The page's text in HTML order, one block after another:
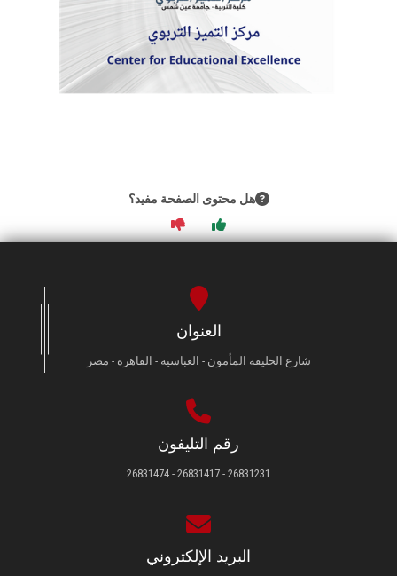
هل محتوى الصفحة مفيد؟
العنوان
شارع الخليفة المأمون - العباسية - القاهرة - مصر
رقم التليفون
26831231 - 26831417 - 26831474
البريد الإلكتروني